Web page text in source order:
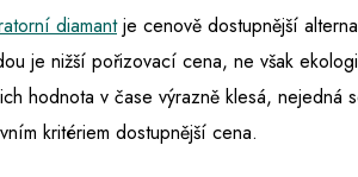
diamant je cenově dostupnější
je nižší pořizovací cena, ne však
hodnota v čase výrazně klesá,
kritériem dostupnější cena.